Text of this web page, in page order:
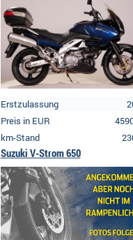
Erstzulassung
Preis in EUR
km-Stand
Suzuki V-Strom 650